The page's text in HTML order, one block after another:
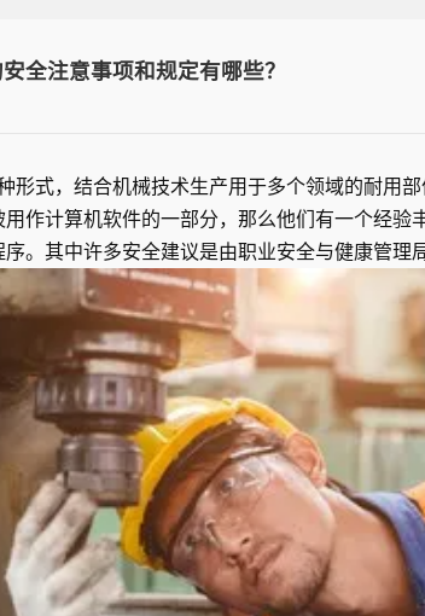
全注意事项和规定有哪些？
形式，结合机械技术生产用于多个领域的耐用
作计算机软件的一部分，那么他们有一个经验
。其中许多安全建议是由职业安全与健康管理局